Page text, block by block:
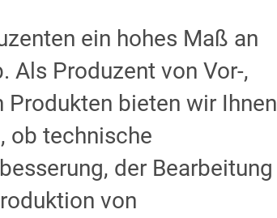
ein hohes Maß an
Als Produzent von Vor-,
bieten wir Ihnen
ob technische
der Bearbeitung
von